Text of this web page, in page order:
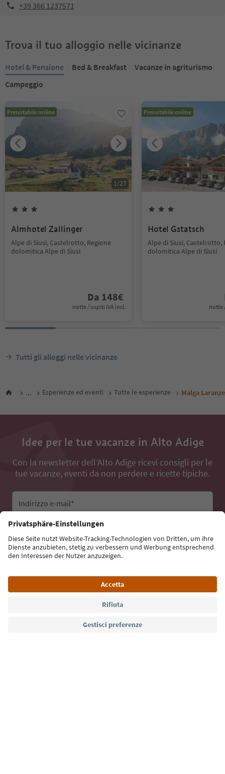
+39 366 1237571
Trova il tuo alloggio nelle vicinanze
Hotel & Pensione Bed & Breakfast
Vacanze in agriturismo
Campeggio
Prenotabile online
1/27
Almhotel Zallinger
Alpe di Siusi, Castelrotto, Regione
dolomitica Alpe di Siusi
Da 148€
notte / ospiti IVA incl.
Prenotabile online
Hotel Gstatsch
Alpe di Siusi, Castelrotto,
dolomitica Alpe di Siusi
notte
Tutti gli alloggi nelle vicinanze
... Esperienze ed eventi Tutte le esperienze Malga
Idee per le tue vacanze in Alto Adige
Con la newsletter dell’Alto Adige ricevi consigli per le
tue vacanze, eventi da non perdere e ricette tipiche.
Indirizzo e-mail*
Iscriviti alla newsletter